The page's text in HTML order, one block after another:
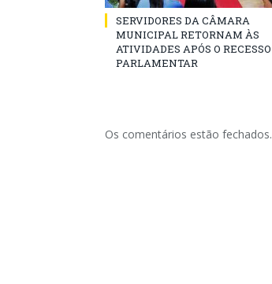
SERVIDORES DA CÂMARA
MUNICIPAL RETORNAM ÀS
ATIVIDADES APÓS O RECESSO
PARLAMENTAR
Os comentários estão fechados.